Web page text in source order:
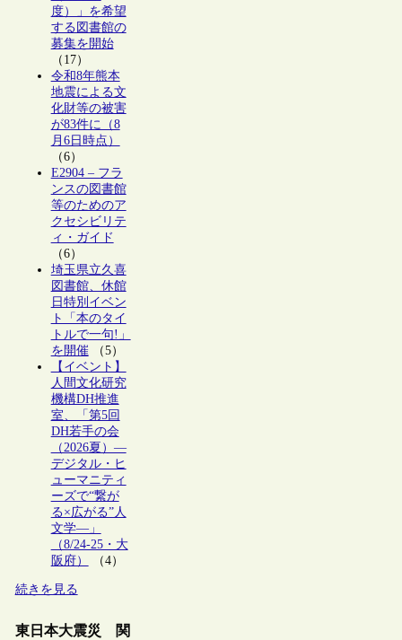
度）」を希望
する図書館の
募集を開始
（17）
令和8年熊本
地震による文
化財等の被害
が83件に（8
月6日時点）
（6）
E2904 – フラ
ンスの図書館
等のためのア
クセシビリテ
ィ・ガイド
（6）
埼玉県立久喜
図書館、休館
日特別イベン
ト「本のタイ
トルで一句!」
を開催（5）
【イベント】
人間文化研究
機構DH推進
室、「第5回
DH若手の会
（2026夏）―
デジタル・ヒ
ューマニティ
ーズで“繋が
る×広がる”人
文学―」
（8/24-25・大
阪府）
（4）
続きを見る
東日本大震災 関